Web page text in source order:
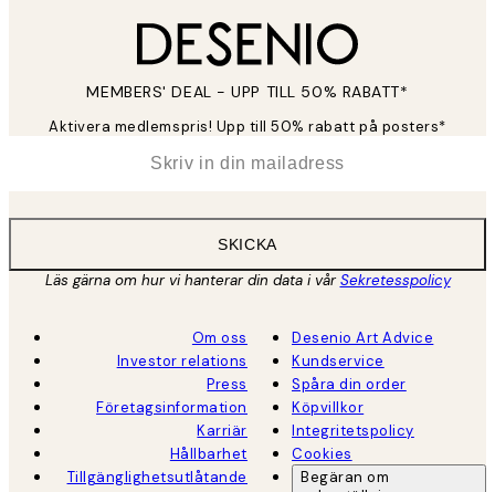
MEMBERS' DEAL - UPP TILL 50% RABATT*
Aktivera medlemspris! Upp till 50% rabatt på posters*
SKICKA
Läs gärna om hur vi hanterar din data i vårSekretesspolicy
Om oss
Investor relations
Press
Företagsinformation
Karriär
Hållbarhet
Tillgänglighetsutlåtande
Desenio Art Advice
Kundservice
Spåra din order
Köpvillkor
Integritetspolicy
Cookies
Begäran om